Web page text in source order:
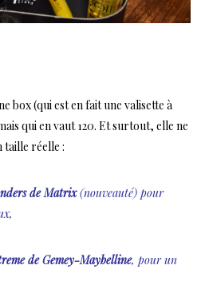
box (qui est en fait une valisette à
qui en vaut 120. Et surtout, elle ne
taille réelle :
de Matrix(nouveauté) pour
de Gemey-Maybelline, pour un